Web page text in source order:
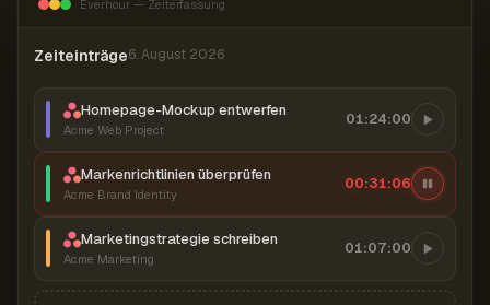
Everhour — Zeiterfassung
Zeiteinträge6. August 2026
Homepage-Mockup entwerfen
Acme Web Project
01:24:00
Markenrichtlinien überprüfen
Acme Brand Identity
00:31:07
Marketingstrategie schreiben
Acme Marketing
01:07:00